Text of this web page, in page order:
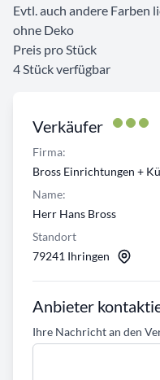
Verkäufer
Firma:
Bross Einrichtungen +
Name:
Herr Hans Bross
Standort
79241 Ihringen
Anbieter
Ihre Nachricht an den
Evtl. auch andere Farben
ohne Deko
Preis pro Stück
4 Stück verfügbar